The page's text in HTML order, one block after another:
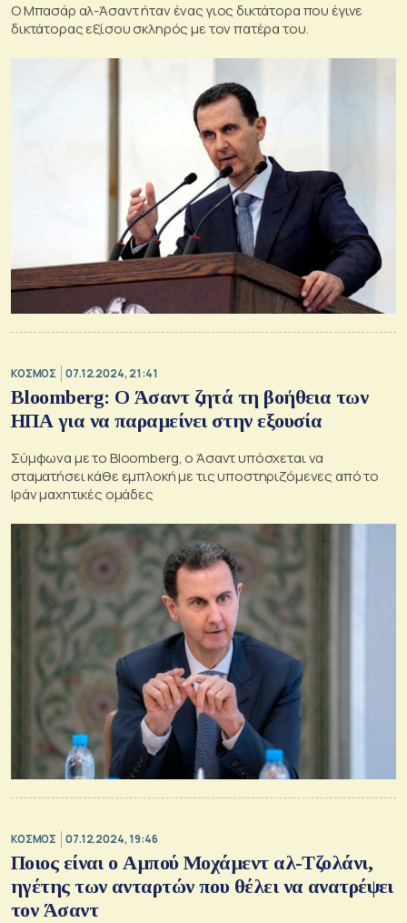
Ο Μπασάρ αλ-Άσαντ ήταν ένας γιος δικτάτορα που έγινε
δικτάτορας εξίσου σκληρός με τον πατέρα του.
ΚΟΣΜΟΣ 07.12.2024, 21:41
Bloomberg: Ο Άσαντ ζητά τη βοήθεια των
ΗΠΑ για να παραμείνει στην εξουσία
Σύμφωνα με το Bloomberg, ο Άσαντ υπόσχεται να
σταματήσει κάθε εμπλοκή με τις υποστηριζόμενες από το
Ιράν μαχητικές ομάδες
ΚΟΣΜΟΣ 07.12.2024, 19:46
Ποιος είναι ο Αμπού Μοχάμεντ αλ-Τζολάνι,
ηγέτης των ανταρτών που θέλει να ανατρέψει
τον Άσαντ